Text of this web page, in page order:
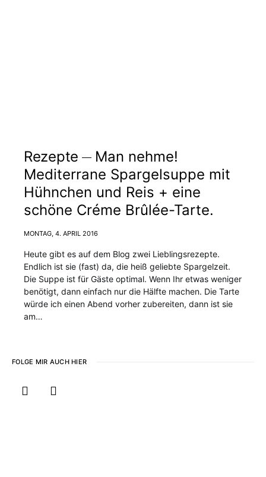
Rezepte
Man nehme!
Mediterrane Spargelsuppe mit
Hühnchen und Reis + eine
schöne Créme Brûlée-Tarte.
MONTAG, 4. APRIL 2016
Heute gibt es auf dem Blog zwei Lieblingsrezepte.
Endlich ist sie (fast) da, die heiß geliebte Spargelzeit.
Die Suppe ist für Gäste optimal. Wenn Ihr etwas weniger
benötigt, dann einfach nur die Hälfte machen. Die Tarte
würde ich einen Abend vorher zubereiten, dann ist sie
am…
FOLGE MIR AUCH HIER